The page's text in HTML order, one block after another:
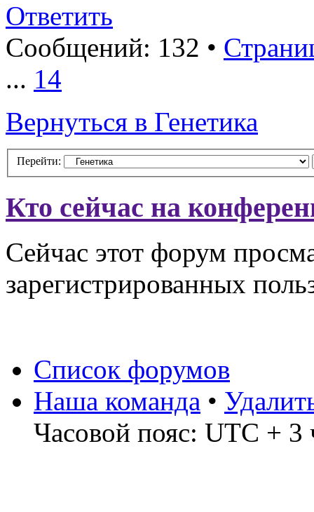
Ответить
Сообщений: 132 •
... 14
Вернуться в Генетика
Перейти:
Кто сейчас на
Сейчас этот форум
зарегистрированных
Список форумов
Наша команда •
Часовой пояс: UTC + 3